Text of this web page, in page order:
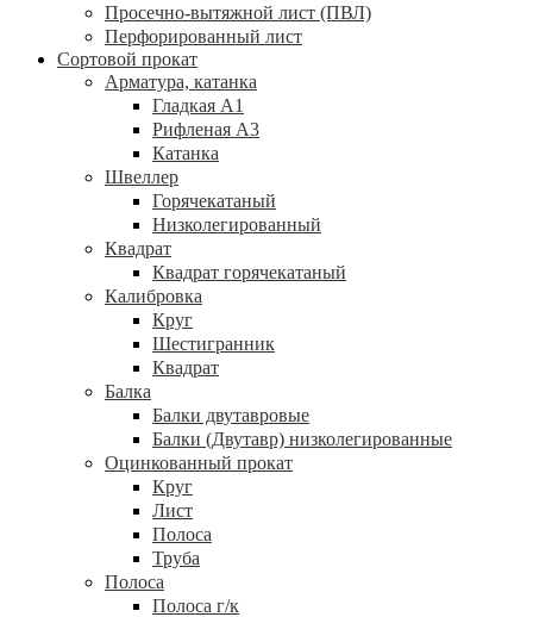
Просечно-вытяжной лист (ПВЛ)
Перфорированный лист
Сортовой прокат
Арматура, катанка
Гладкая А1
Рифленая А3
Катанка
Швеллер
Горячекатаный
Низколегированный
Квадрат
Квадрат горячекатаный
Калибровка
Круг
Шестигранник
Квадрат
Балка
Балки двутавровые
Балки (Двутавр) низколегированные
Оцинкованный прокат
Круг
Лист
Полоса
Труба
Полоса
Полоса г/к